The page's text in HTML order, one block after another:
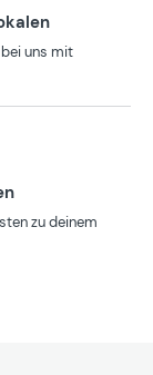
uns mit
zu deinem